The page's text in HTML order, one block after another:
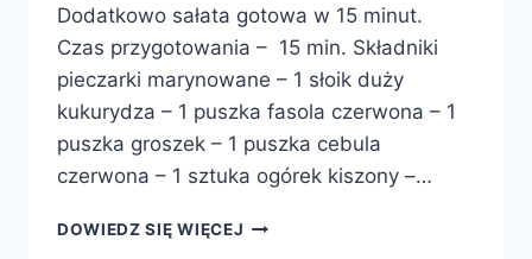
Dodatkowo sałata gotowa w 15 minut.
Czas przygotowania – 15 min. Składniki
pieczarki marynowane – 1 słoik duży
kukurydza – 1 puszka fasola czerwona – 1
puszka groszek – 1 puszka cebula
czerwona – 1 sztuka ogórek kiszony –…
DOWIEDZ SIĘ WIĘCEJ SAŁATA